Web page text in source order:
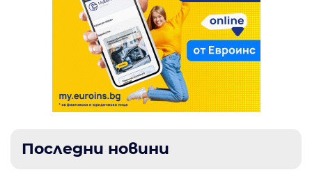
Последни новини